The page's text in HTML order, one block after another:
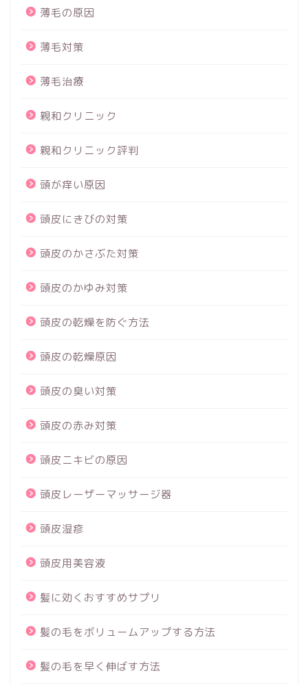
薄毛の原因
薄毛対策
薄毛治療
親和クリニック
親和クリニック評判
頭が痒い原因
頭皮にきびの対策
頭皮のかさぶた対策
頭皮のかゆみ対策
頭皮の乾燥を防ぐ方法
頭皮の乾燥原因
頭皮の臭い対策
頭皮の赤み対策
頭皮ニキビの原因
頭皮レーザーマッサージ器
頭皮湿疹
頭皮用美容液
髪に効くおすすめサプリ
髪の毛をボリュームアップする方法
髪の毛を早く伸ばす方法